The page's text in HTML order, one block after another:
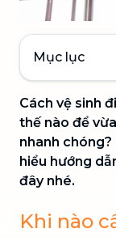
Mục lục
Cách vệ sinh
thế nào để
nhanh
hiểu hướng
đây nhé.
Khi nào